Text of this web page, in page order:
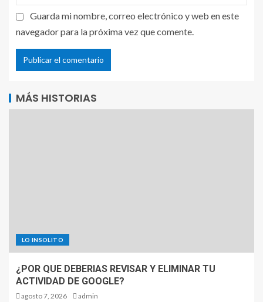
Guarda mi nombre, correo electrónico y web en este
navegador para la próxima vez que comente.
MÁS HISTORIAS
LO INSOLITO
¿POR QUE DEBERIAS REVISAR Y ELIMINAR TU
ACTIVIDAD DE GOOGLE?
agosto 7, 2026 admin